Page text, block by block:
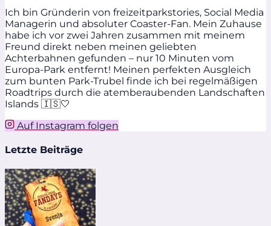
Ich bin Gründerin von freizeitparkstories, Social Media
Managerin und absoluter Coaster-Fan. Mein Zuhause
habe ich vor zwei Jahren zusammen mit meinem
Freund direkt neben meinen geliebten
Achterbahnen gefunden – nur 10 Minuten vom
Europa-Park entfernt! Meinen perfekten Ausgleich
zum bunten Park-Trubel finde ich bei regelmäßigen
Roadtrips durch die atemberaubenden Landschaften
Islands 🇮🇸🤍
Auf Instagram folgen
Letzte Beiträge